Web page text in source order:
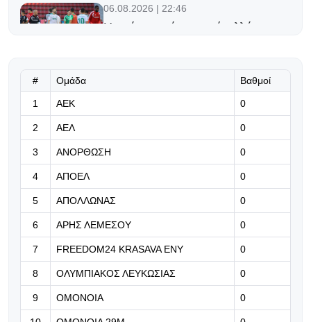
06.08.2026 | 22:46
Η πρόκριση είναι ορατή, αλλά η
Δεν τα παρατάει για Λεάο η Γαλατά!
06.08.2026 | 22:14
«Το παιχνίδι ήταν ξεχωριστό λόγω
06.08.2026 | 22:11
ΣΤΙΓΜΙΟΤΥΠΑ: Η «πικρή» ισοπαλία
της Ομόνοιας
06.08.2026 | 22:01
Συνεχίζεται στις 22:15 το
Ζάλτσμπουργκ-Πάφος!
# Ομάδα Βαθμοί
1 ΑΕΚ 0
2 ΑΕΛ 0
3 ΑΝΟΡΘΩΣΗ 0
4 ΑΠΟΕΛ 0
5 ΑΠΟΛΛΩΝΑΣ 0
6 ΑΡΗΣ ΛΕΜΕΣΟΥ 0
7 FREEDOM24 KRASAVA ΕΝΥ 0
8 ΟΛΥΜΠΙΑΚΟΣ ΛΕΥΚΩΣΙΑΣ 0
9 ΟΜΟΝΟΙΑ 0